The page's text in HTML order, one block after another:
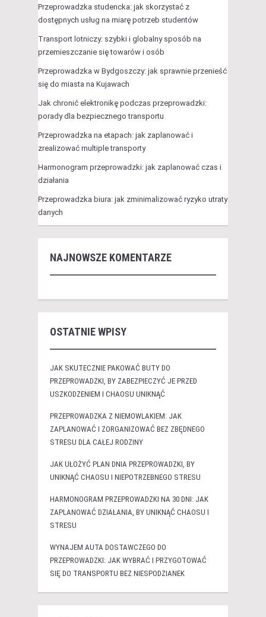
Przeprowadzka studencka: jak skorzystać z
dostępnych usług na miarę potrzeb studentów
Transport lotniczy: szybki i globalny sposób na
przemieszczanie się towarów i osób
Przeprowadzka w Bydgoszczy: jak sprawnie przenieść
się do miasta na Kujawach
Jak chronić elektronikę podczas przeprowadzki:
porady dla bezpiecznego transportu
Przeprowadzka na etapach: jak zaplanować i
zrealizować multiple transporty
Harmonogram przeprowadzki: jak zaplanować czas i
działania
Przeprowadzka biura: jak zminimalizować ryzyko utraty
danych
NAJNOWSZE KOMENTARZE
OSTATNIE WPISY
JAK SKUTECZNIE PAKOWAĆ BUTY DO
PRZEPROWADZKI, BY ZABEZPIECZYĆ JE PRZED
USZKODZENIEM I CHAOSU UNIKNĄĆ
PRZEPROWADZKA Z NIEMOWLAKIEM: JAK
ZAPLANOWAĆ I ZORGANIZOWAĆ BEZ ZBĘDNEGO
STRESU DLA CAŁEJ RODZINY
JAK UŁOŻYĆ PLAN DNIA PRZEPROWADZKI, BY
UNIKNĄĆ CHAOSU I NIEPOTRZEBNEGO STRESU
HARMONOGRAM PRZEPROWADZKI NA 30 DNI: JAK
ZAPLANOWAĆ DZIAŁANIA, BY UNIKNĄĆ CHAOSU I
STRESU
WYNAJEM AUTA DOSTAWCZEGO DO
PRZEPROWADZKI: JAK WYBRAĆ I PRZYGOTOWAĆ
SIĘ DO TRANSPORTU BEZ NIESPODZIANEK